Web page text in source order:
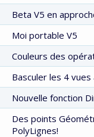
Beta V5 en
Moi portable V5
Couleurs des
Basculer les 4
Nouvelle fonction
Des points
PolyLignes!